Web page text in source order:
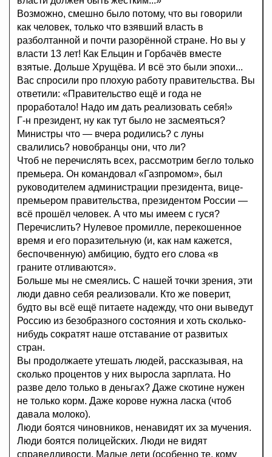
Возможно, смешно было потому, что вы говорили
как человек, только что взявший власть в
разболтанной и почти разорённой стране. Но вы у
власти 13 лет! Как Ельцин и Горбачёв вместе
взятые. Дольше Хрущёва. И всё это были эпохи...
Вас спросили про плохую работу правительства. Вы
ответили: «Правительство ещё и года не
проработало! Надо им дать реализовать себя!»
Г-н президент, ну как тут было не засмеяться?
Министры что — вчера родились? с луны
свалились? новобранцы они, что ли?
Чтоб не перечислять всех, рассмотрим бегло только
премьера. Он командовал «Газпромом», был
руководителем администрации президента, вице-
премьером правительства, президентом России —
всё прошёл человек. А что мы имеем с гуся?
Перечислить? Нулевое промилле, перекошенное
время и его поразительную (и, как нам кажется,
беспочвенную) амбицию, будто его слова «в
граните отливаются».
Больше мы не смеялись. С нашей точки зрения, эти
люди давно себя реализовали. Кто же поверит,
будто вы всё ещё питаете надежду, что они выведут
Россию из безобразного состояния и хоть сколько-
нибудь сократят наше отставание от развитых
стран.
Вы продолжаете утешать людей, рассказывая, на
сколько процентов у них выросла зарплата. Но
разве дело только в деньгах? Даже скотине нужен
не только корм. Даже корове нужна ласка (чтоб
давала молоко).
Люди боятся чиновников, ненавидят их за мучения.
Люди боятся полицейских. Люди не видят
справедливости. Малые дети (особенно те, кому